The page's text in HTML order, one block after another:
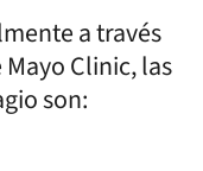
a través
Clinic, las
son: